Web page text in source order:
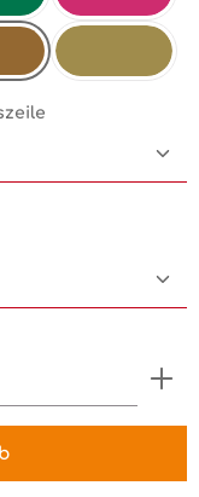
Pink
Wert